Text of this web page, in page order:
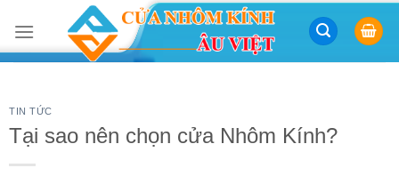
content
TIN TỨC
Tại sao nên chọn cửa Nhôm Kính?